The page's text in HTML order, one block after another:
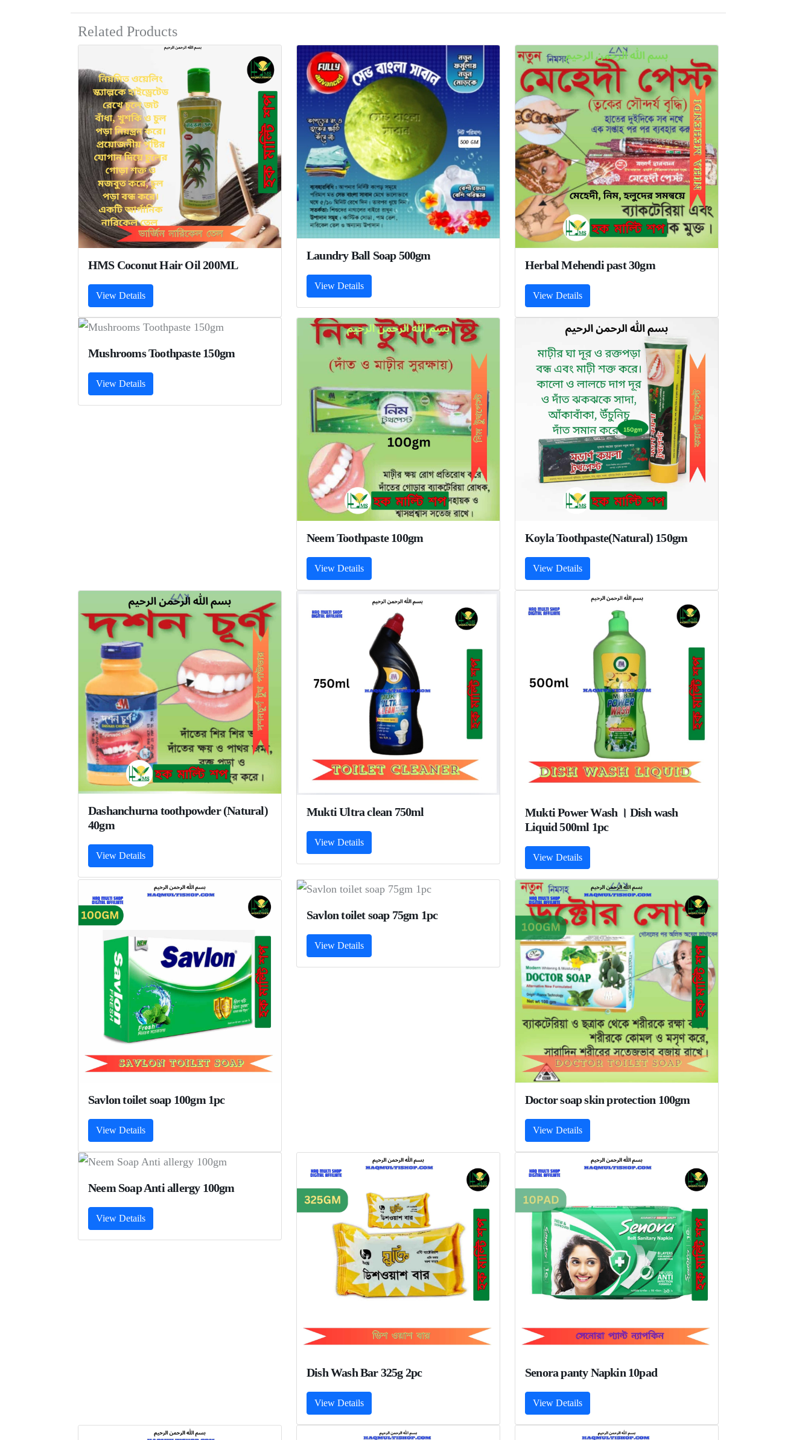
Related Products
HMS Coconut Hair Oil 200ML
View Details
Laundry Ball Soap 500gm
View Details
Herbal Mehendi past 30gm
View Details
Mushrooms Toothpaste 150gm
View Details
Neem Toothpaste 100gm
View Details
Koyla Toothpaste(Natural) 150gm
View Details
Dashanchurna toothpowder (Natural)
40gm
View Details
Mukti Ultra clean 750ml
View Details
Mukti Power Wash । Dish wash
Liquid 500ml 1pc
View Details
Savlon toilet soap 100gm 1pc
View Details
Savlon toilet soap 75gm 1pc
View Details
Doctor soap skin protection 100gm
View Details
Neem Soap Anti allergy 100gm
View Details
Dish Wash Bar 325g 2pc
View Details
Senora panty Napkin 10pad
View Details